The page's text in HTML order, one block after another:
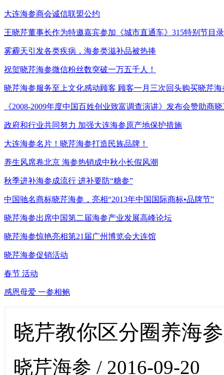
大连海参商会诚信联盟公约
王晓芹董事长作为特邀嘉宾参加《城市直通车》315特别节目
雾霾天引发各类疾病，海参类滋补品被热捧
祝贺晓芹海参微信粉丝数突破一万五千人！
晓芹海参服务至上文化感动顾客 顾客一月三次回头购买晓芹海
《2008-2009年度中国百姓创业致富调查演讲》发布会赞助商
政府和行业共同努力 加强大连海参原产地保护措施
大连海参名片！晓芹海参打造民族品牌！
养生风席卷北京 海参热销成中秋小长假风潮
秋季进补海参成流行 进补要防“糖参”
中国驰名商标晓芹海参，亮相“2013年中国国际商标•品牌节”
晓芹海参出席中国第二届海参产业发展高峰论坛
晓芹海参惊艳亮相第21届广州博览会大连馆
晓芹海参促销活动
春节 活动
感恩母爱 一参相鲍
晓芹教你区分圈养海
晓芹海参 / 2016-09-20